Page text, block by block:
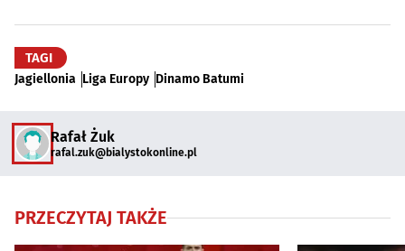
TAGI
Jagiellonia Liga Europy Dinamo Batumi
Rafał Żuk
rafal.zuk@bialystokonline.pl
PRZECZYTAJ TAKŻE